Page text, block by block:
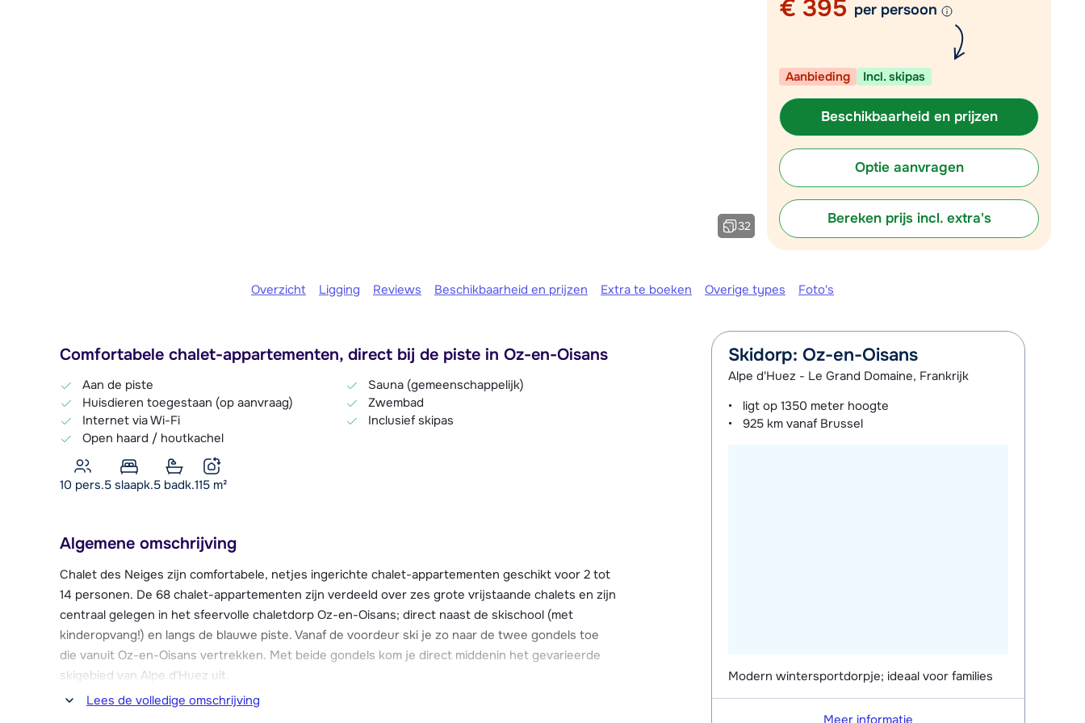
Plan een terugbelverzoek
Chat met wintersportspecialist
Bel ons via 03 3037838
32
€ 395 per persoon
Aanbieding Incl. skipas
Beschikbaarheid en prijzen
Optie aanvragen
Bereken prijs incl. extra's
Overzicht Ligging Reviews Beschikbaarheid en prijzen Extra te boeken Overige types Foto's
Comfortabele chalet-appartementen, direct bij de piste in Oz-en-Oisans
Aan de piste
Huisdieren toegestaan (op aanvraag)
Internet via Wi-Fi
Open haard / houtkachel
Sauna (gemeenschappelijk)
Zwembad
Inclusief skipas
10 pers.5 slaapk.5 badk.115 m²
Algemene omschrijving
Chalet des Neiges zijn comfortabele, netjes ingerichte chalet-appartementen geschikt voor 2 tot
14 personen. De 68 chalet-appartementen zijn verdeeld over zes grote vrijstaande chalets en zijn
centraal gelegen in het sfeervolle chaletdorp Oz-en-Oisans; direct naast de skischool (met
kinderopvang!) en langs de blauwe piste. Vanaf de voordeur ski je zo naar de twee gondels toe
die vanuit Oz-en-Oisans vertrekken. Met beide gondels kom je direct middenin het gevarieerde
skigebied van Alpe d'Huez uit.
Lees de volledige omschrijving
Skidorp: Oz-en-Oisans
Alpe d'Huez - Le Grand Domaine, Frankrijk
ligt op1350 meter hoogte
925 km vanaf Brussel
Modern wintersportdorpje; ideaal voor families
Meer informatie